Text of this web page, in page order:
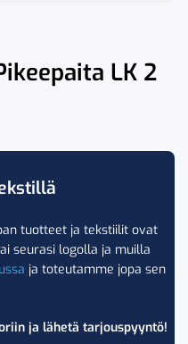
LK 2
tuotteet ja tekstiilit ovat
seurasi logolla ja muilla
ja toteutamme jopa sen
ja lähetä tarjouspyyntö!